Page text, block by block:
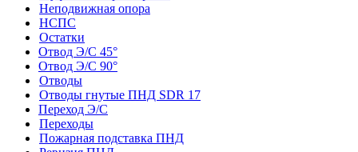
Неподвижная опора
НСПС
Остатки
Отвод Э/С 45°
Отвод Э/С 90°
Отводы
Отводы гнутые ПНД SDR 17
Переход Э/С
Переходы
Пожарная подставка ПНД